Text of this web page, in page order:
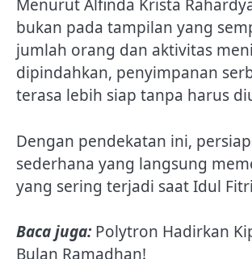
Menurut Alfinda Krista
bukan pada tampilan yang
jumlah orang dan aktivitas
dipindahkan, penyimpanan
terasa lebih siap tanpa harus
Dengan pendekatan ini,
sederhana yang langsung
yang sering terjadi saat Idul
Baca juga:Polytron Hadirkan
Bulan Ramadhan!